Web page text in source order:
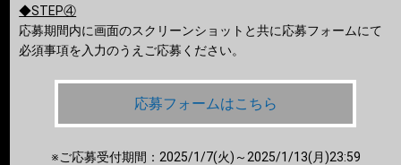
◆STEP④
応募期間内に画面のスクリーンショットと共に応募フォームにて
必須事項を入力のうえご応募ください。
応募フォームはこちら
※ご応募受付期間：2025/1/7(火)～2025/1/13(月)23:59